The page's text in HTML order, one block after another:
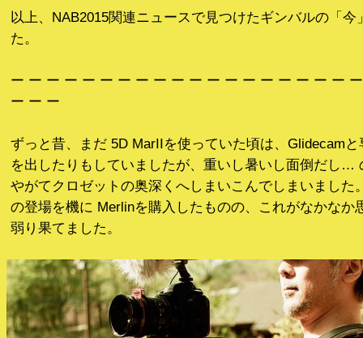
以上、NAB2015関連ニュースで見つけたギンバルの「今
た。
ー ー ー ー ー ー ー ー ー ー ー ー ー ー ー ー ー ー ー
ー ー ー
ずっと昔、まだ 5D MarIIを使っていた頃は、Glidecam
を出したりもしていましたが、重いし暑いし面倒だし…
やがてクロゼットの奥深くへしまいこんでしまいました
の登場を機に Merlinを購入したものの、これがなかなか
弱り果てました。